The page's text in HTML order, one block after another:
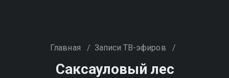
Главная / Записи ТВ-эфиров /
Саксауловый лес